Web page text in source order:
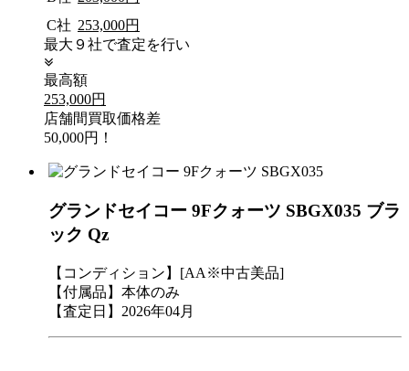
C社 253,000円
最大９社で査定を行い
最高額
253,000円
店舗間買取価格差
50,000円！
グランドセイコー 9Fクォーツ SBGX035 ブラ
ック Qz
【コンディション】[AA※中古美品]
【付属品】本体のみ
【査定日】2026年04月